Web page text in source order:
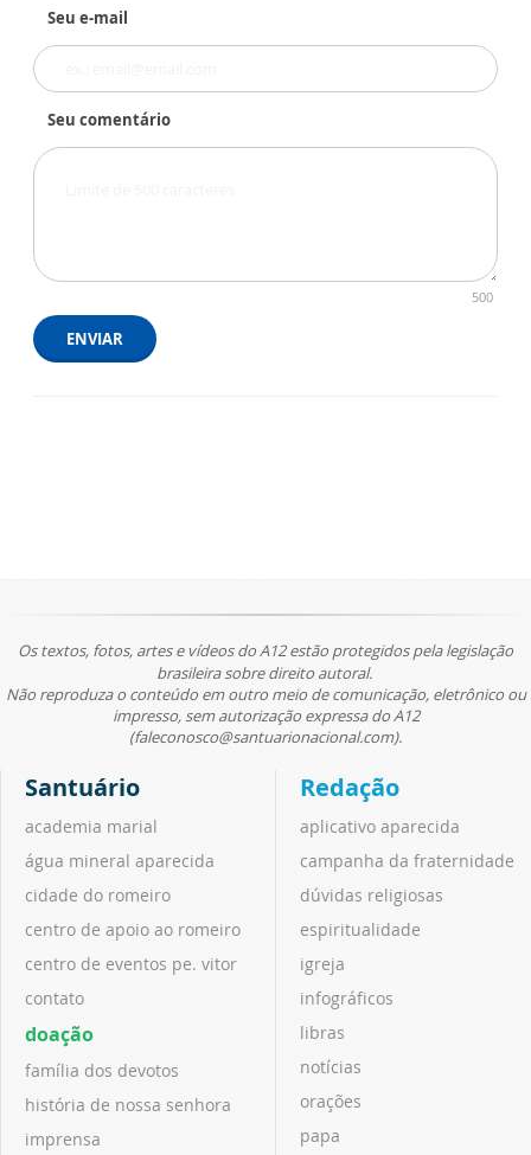
Seu e-mail
Seu comentário
500
ENVIAR
Os textos, fotos, artes e vídeos do A12 estão protegidos pela legislação
brasileira sobre direito autoral.
Não reproduza o conteúdo em outro meio de comunicação, eletrônico ou
impresso, sem autorização expressa do A12
(faleconosco@santuarionacional.com).
Santuário
academia marial
água mineral aparecida
cidade do romeiro
centro de apoio ao romeiro
centro de eventos pe. vitor
contato
doação
família dos devotos
história de nossa senhora
imprensa
Redação
aplicativo aparecida
campanha da fraternidade
dúvidas religiosas
espiritualidade
igreja
infográficos
libras
notícias
orações
papa